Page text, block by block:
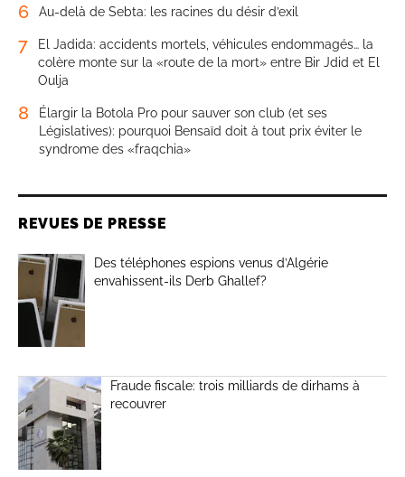
6 Au-delà de Sebta: les racines du désir d’exil
7
El Jadida: accidents mortels, véhicules endommagés… la
colère monte sur la «route de la mort» entre Bir Jdid et El
Oulja
8
Élargir la Botola Pro pour sauver son club (et ses
Législatives): pourquoi Bensaïd doit à tout prix éviter le
syndrome des «fraqchia»
REVUES DE PRESSE
Des téléphones espions venus d’Algérie
envahissent-ils Derb Ghallef?
Fraude fiscale: trois milliards de dirhams à
recouvrer